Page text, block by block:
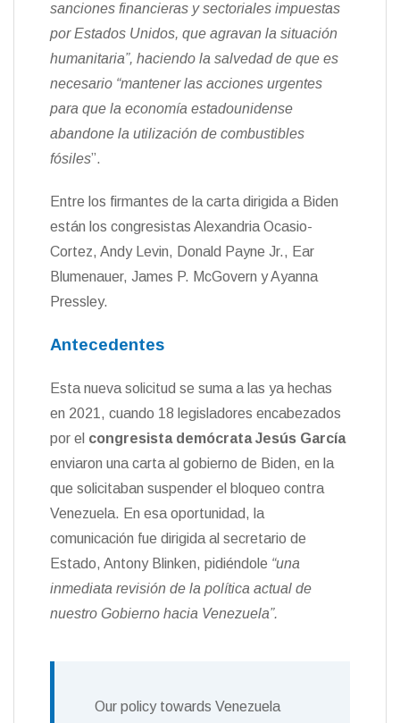
sanciones financieras y sectoriales impuestas
por Estados Unidos, que agravan la situación
humanitaria”, haciendo la salvedad de que es
necesario “mantener las acciones urgentes
para que la economía estadounidense
abandone la utilización de combustibles
fósiles”.
Entre los firmantes de la carta dirigida a Biden
están los congresistas Alexandria Ocasio-
Cortez, Andy Levin, Donald Payne Jr., Ear
Blumenauer, James P. McGovern y Ayanna
Pressley.
Antecedentes
Esta nueva solicitud se suma a las ya hechas
en 2021, cuando 18 legisladores encabezados
por el congresista demócrata Jesús García
enviaron una carta al gobierno de Biden, en la
que solicitaban suspender el bloqueo contra
Venezuela. En esa oportunidad, la
comunicación fue dirigida al secretario de
Estado, Antony Blinken, pidiéndole “una
inmediata revisión de la política actual de
nuestro Gobierno hacia Venezuela”.
Our policy towards Venezuela